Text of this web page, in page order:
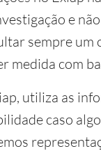
e
sempre
medida com
utiliza as
caso